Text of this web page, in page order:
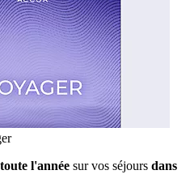
l'année sur vos séjours dans